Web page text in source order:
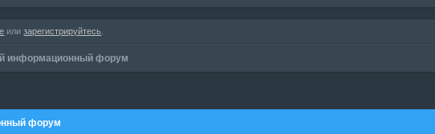
илизарегистрируйтесь
информационный форум
форум